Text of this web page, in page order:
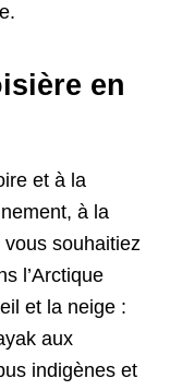
en
et à la
à la
souhaitiez
l’Arctique
et la neige :
aux
indigènes et